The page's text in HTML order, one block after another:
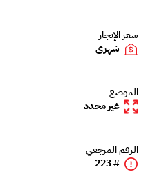
سعر الإيجار
شهري
الموضع
غير محدد
الرقم المرجعي
# 223